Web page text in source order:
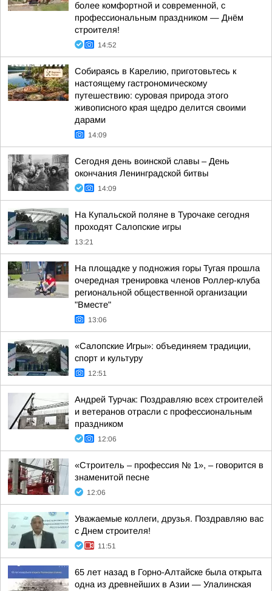
более комфортной и современной, с
профессиональным праздником — Днём
строителя!
14:52
Собираясь в Карелию, приготовьтесь к
настоящему гастрономическому
путешествию: суровая природа этого
живописного края щедро делится своими
дарами
14:09
Сегодня день воинской славы – День
окончания Ленинградской битвы
14:09
На Купальской поляне в Турочаке сегодня
проходят Салопские игры
13:21
На площадке у подножия горы Тугая прошла
очередная тренировка членов Роллер-клуба
региональной общественной организации
"Вместе"
13:06
«Салопские Игры»: объединяем традиции,
спорт и культуру
12:51
Андрей Турчак: Поздравляю всех строителей
и ветеранов отрасли с профессиональным
праздником
12:06
«Строитель – профессия № 1», – говорится в
знаменитой песне
12:06
Уважаемые коллеги, друзья. Поздравляю вас
с Днем строителя!
11:51
65 лет назад в Горно-Алтайске была открыта
одна из древнейших в Азии — Улалинская